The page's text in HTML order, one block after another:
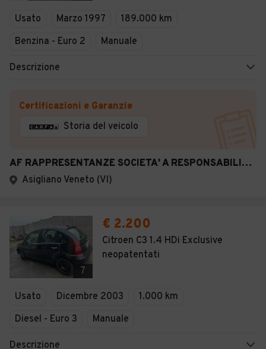
Usato Marzo 1997
189.000 km
Benzina - Euro 2
Manuale
Descrizione
Certificazioni e Garanzie
Storia del veicolo
AF RAPPRESENTANZE SOCIETA' A RESPONSABILITA' LIMIT
Asigliano Veneto (VI)
7
€ 2.200
Citroen C3 1.4 HDi Exclusive
neopatentati
Usato Dicembre 2003
1.000 km
Diesel - Euro 3
Manuale
Descrizione